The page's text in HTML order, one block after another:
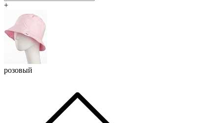
+
розовый